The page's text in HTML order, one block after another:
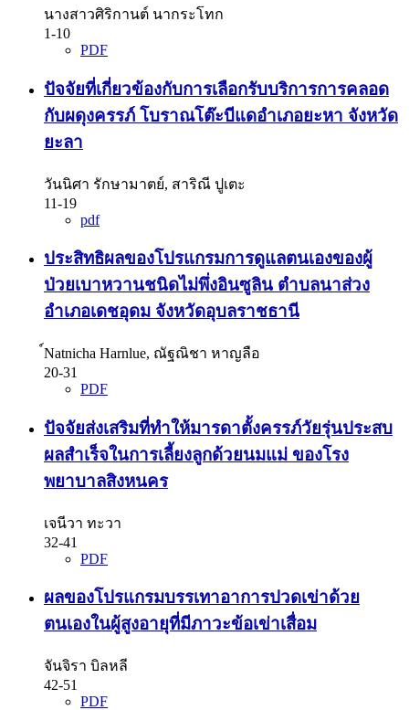
นางสาวศิริกานต์ นากระโทก
1-10
PDF
ปัจจัยที่เกี่ยวข้องกับการเลือกรับบริการการคลอด
กับผดุงครรภ์ โบราณโต๊ะบีแดอำเภอยะหา จังหวัด
ยะลา
วันนิศา รักษามาตย์, สาริณี ปูเตะ
11-19
pdf
ประสิทธิผลของโปรแกรมการดูแลตนเองของผู้
ป่วยเบาหวานชนิดไม่พึ่งอินซูลิน ตำบลนาส่วง
อำเภอเดชอุดม จังหวัดอุบลราชธานี
์Natnicha Harnlue, ณัฐณิชา หาญลือ
20-31
PDF
ปัจจัยส่งเสริมที่ทำให้มารดาตั้งครรภ์วัยรุ่นประสบ
ผลสำเร็จในการเลี้ยงลูกด้วยนมแม่ ของโรง
พยาบาลสิงหนคร
เจนีวา ทะวา
32-41
PDF
ผลของโปรแกรมบรรเทาอาการปวดเข่าด้วย
ตนเองในผู้สูงอายุที่มีภาวะข้อเข่าเสื่อม
จันจิรา บิลหลี
42-51
PDF